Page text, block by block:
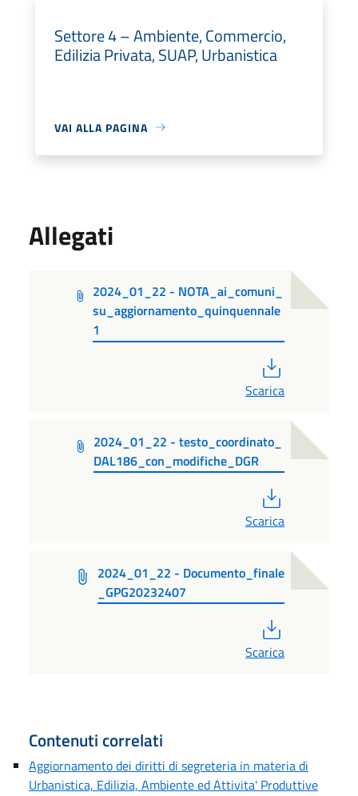
Settore 4 – Ambiente, Commercio,
Edilizia Privata, SUAP, Urbanistica
VAI ALLA PAGINA
Allegati
2024_01_22 - NOTA_ai_comuni_
su_aggiornamento_quinquennale
1
Scarica
2024_01_22 - testo_coordinato_
DAL186_con_modifiche_DGR
Scarica
2024_01_22 - Documento_finale
_GPG20232407
Scarica
Contenuti correlati
Aggiornamento dei diritti di segreteria in materia di
Urbanistica, Edilizia, Ambiente ed Attivita' Produttive